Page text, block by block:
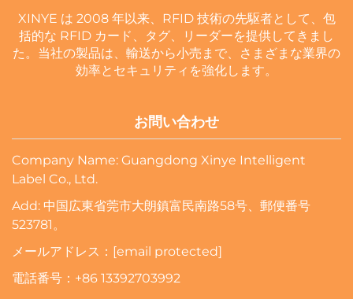
XINYE は 2008 年以来、RFID 技術の先駆者として、包
括的な RFID カード、タグ、リーダーを提供してきまし
た。当社の製品は、輸送から小売まで、さまざまな業界の
効率とセキュリティを強化します。
お問い合わせ
Company Name: Guangdong Xinye Intelligent
Label Co., Ltd.
Add: 中国広東省莞市大朗鎮富民南路58号、郵便番号
523781。
メールアドレス： [email protected]
電話番号： +86 13392703992